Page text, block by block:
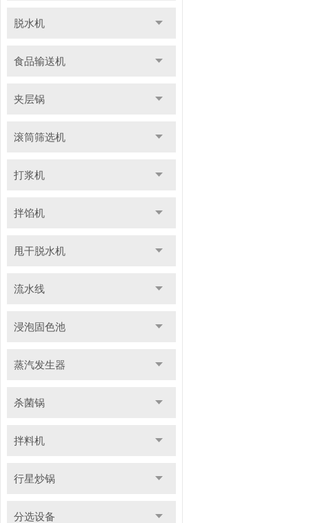
脱水机
食品输送机
夹层锅
滚筒筛选机
打浆机
拌馅机
甩干脱水机
流水线
浸泡固色池
蒸汽发生器
杀菌锅
拌料机
行星炒锅
分选设备